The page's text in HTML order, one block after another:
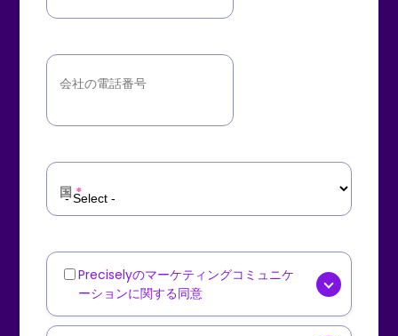
会社の電話番号
国 *
Marketing
Communications
Preciselyのマーケティングコミュニケ
ーションに関する同意
はい、Precisely
[オプション]